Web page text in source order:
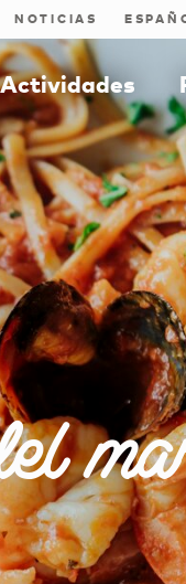
NOTICIAS
Actividades